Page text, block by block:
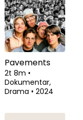
Pavements
2t 8m •
Dokumentar,
Drama • 2024